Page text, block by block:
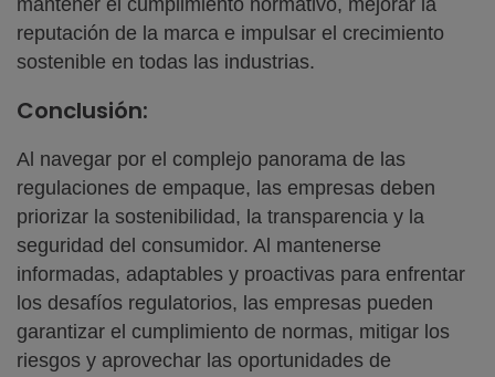
mantener el cumplimiento normativo, mejorar la
reputación de la marca e impulsar el crecimiento
sostenible en todas las industrias.
Conclusión:
Al navegar por el complejo panorama de las
regulaciones de empaque, las empresas deben
priorizar la sostenibilidad, la transparencia y la
seguridad del consumidor. Al mantenerse
informadas, adaptables y proactivas para enfrentar
los desafíos regulatorios, las empresas pueden
garantizar el cumplimiento de normas, mitigar los
riesgos y aprovechar las oportunidades de